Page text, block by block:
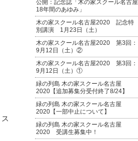
公開：記念誌「木の家スクール名古屋
18年間のあゆみ」
木の家スクール名古屋2020 記念特
別講演 1月23日（土）
木の家スクール名古屋2020 第3回：
9月12日（土）②
木の家スクール名古屋2020 第3回：
9月12日（土）①
緑の列島 木の家スクール名古屋
2020【追加募集分受付終了8/24】
緑の列島 木の家スクール名古屋
2020【一部中止について】
緑の列島 木の家スクール名古屋
2020 受講生募集中！